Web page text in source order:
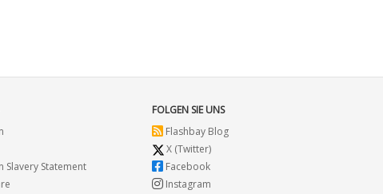
Slavery Statement
FOLGEN SIE UNS
Flashbay Blog
X (Twitter)
Facebook
Instagram